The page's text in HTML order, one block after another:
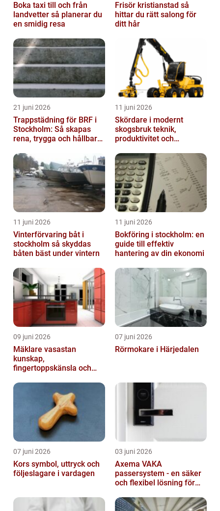
Boka taxi till och från
landvetter så planerar du
en smidig resa
Frisör kristianstad så
hittar du rätt salong för
ditt hår
21 juni 2026
Trappstädning för BRF i
Stockholm: Så skapas
rena, trygga och hållbara
11 juni 2026
Skördare i modernt
skogsbruk teknik,
produktivitet och
11 juni 2026
Vinterförvaring båt i
stockholm så skyddas
båten bäst under vintern
11 juni 2026
Bokföring i stockholm: en
guide till effektiv
hantering av din ekonomi
09 juni 2026
Mäklare vasastan
kunskap,
fingertoppskänsla och
07 juni 2026
Rörmokare i Härjedalen
07 juni 2026
Kors symbol, uttryck och
följeslagare i vardagen
03 juni 2026
Axema VAKA
passersystem - en säker
och flexibel lösning för